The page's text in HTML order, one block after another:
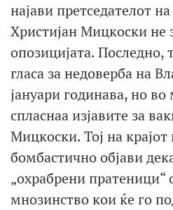
најави
Христијан Мицкоски не
опозицијата. Последно,
гласа за недоверба на
јануари годинава, но
спласнаа изјавите за
Мицкоски. Тој на
бомбастично објави
„охрабрени пратеници“
мнозинство кои ќе го